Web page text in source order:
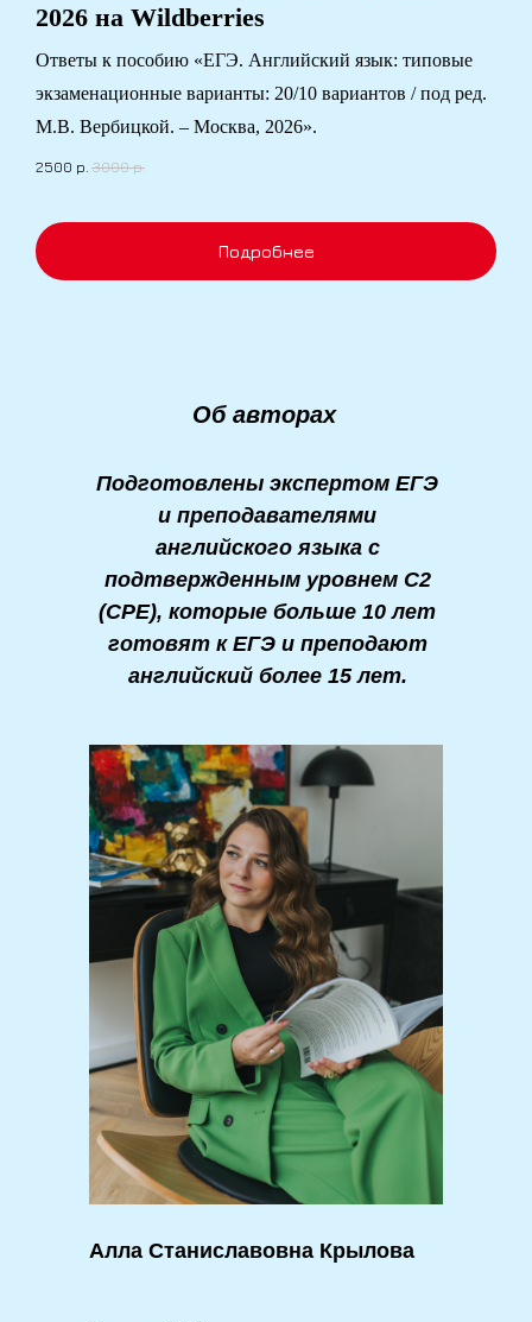
2026 на Wildberries
Ответы к пособию «ЕГЭ. Английский язык: типовые
экзаменационные варианты: 20/10 вариантов / под ред.
М.В. Вербицкой. – Москва, 2026».
2500 р. 3000 р.
Подробнее
Об авторах
Подготовлены экспертом ЕГЭ
и преподавателями
английского языка с
подтвержденным уровнем C2
(CPE), которые больше 10 лет
готовят к ЕГЭ и преподают
английский более 15 лет.
Алла Станиславовна Крылова